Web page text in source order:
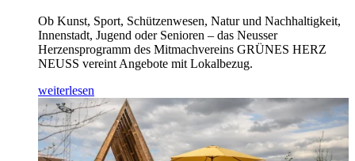
Ob Kunst, Sport, Schützenwesen, Natur und Nachhaltigkeit,
Innenstadt, Jugend oder Senioren – das Neusser
Herzensprogramm des Mitmachvereins GRÜNES HERZ
NEUSS vereint Angebote mit Lokalbezug.
weiterlesen